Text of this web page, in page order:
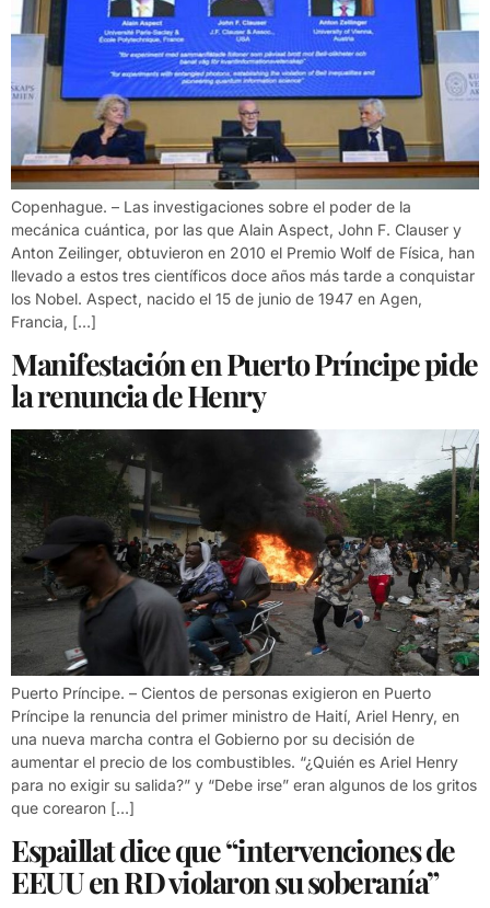
Copenhague. – Las investigaciones sobre el poder de la
mecánica cuántica, por las que Alain Aspect, John F. Clauser y
Anton Zeilinger, obtuvieron en 2010 el Premio Wolf de Física, han
llevado a estos tres científicos doce años más tarde a conquistar
los Nobel. Aspect, nacido el 15 de junio de 1947 en Agen,
Francia, […]
Manifestación en Puerto Príncipe pide
la renuncia de Henry
Puerto Príncipe. – Cientos de personas exigieron en Puerto
Príncipe la renuncia del primer ministro de Haití, Ariel Henry, en
una nueva marcha contra el Gobierno por su decisión de
aumentar el precio de los combustibles. “¿Quién es Ariel Henry
para no exigir su salida?” y “Debe irse” eran algunos de los gritos
que corearon […]
Espaillat dice que “intervenciones de
EEUU en RD violaron su soberanía”